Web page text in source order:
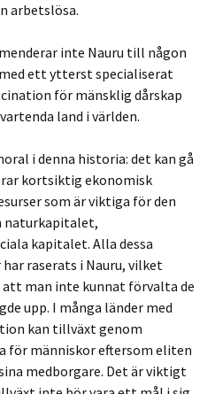
arbetslösa.
inte Nauru till någon
ett ytterst specialiserat
för mänsklig dårskap
land i världen.
i denna historia: det kan gå
kortsiktig ekonomisk
som är viktiga för den
naturkapitalet,
kapitalet. Alla dessa
raserats i Nauru, vilket
man inte kunnat förvalta de
upp. I många länder med
kan tillväxt genom
för människor eftersom eliten
medborgare. Det är viktigt